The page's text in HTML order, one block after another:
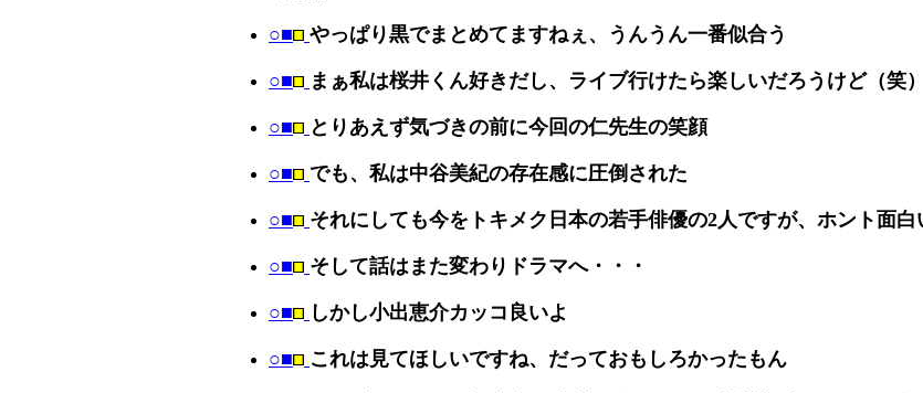
○■ やっぱり黒でまとめてますねぇ、うんうん一番似合う
○■ まぁ私は桜井くん好きだし、ライブ行けたら楽しいだろうけど（笑）
○■ とりあえず気づきの前に今回の仁先生の笑顔
○■ でも、私は中谷美紀の存在感に圧倒された
○■ それにしても今をトキメク日本の若手俳優の2人ですが、ホント面白
○■ そして話はまた変わりドラマへ・・・
○■ しかし小出恵介カッコ良いよ
○■ これは見てほしいですね、だっておもしろかったもん